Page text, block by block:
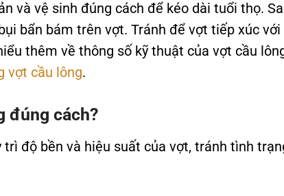
và vệ sinh đúng cách để kéo dài tuổi thọ.
bẩn bám trên vợt. Tránh để vợt tiếp xúc với
thêm về thông số kỹ thuật của vợt cầu
vợt cầu lông.
đúng cách?
độ bền và hiệu suất của vợt, tránh tình